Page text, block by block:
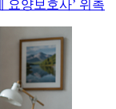
요양보호사’ 위촉